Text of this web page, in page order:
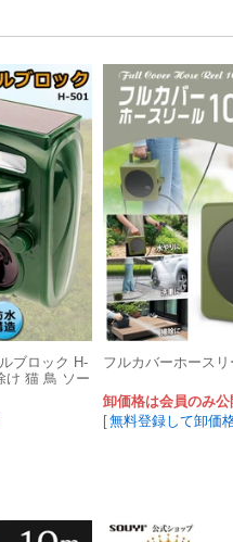
ブロック H-
け 猫 鳥 ソー
フルカバーホース
卸価格は会員のみ公
[無料登録して卸価